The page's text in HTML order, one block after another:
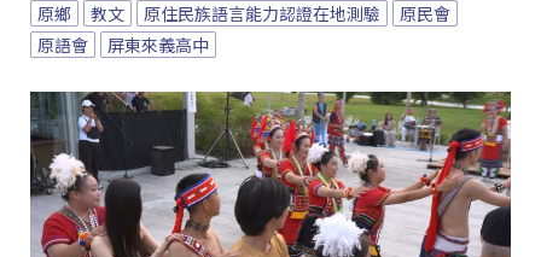
原鄉 教文 原住民族語言能力認證在地測驗
原民會
原語會
屏東來義高中